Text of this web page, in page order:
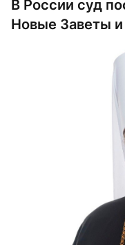
В России суд
Новые Заветы и